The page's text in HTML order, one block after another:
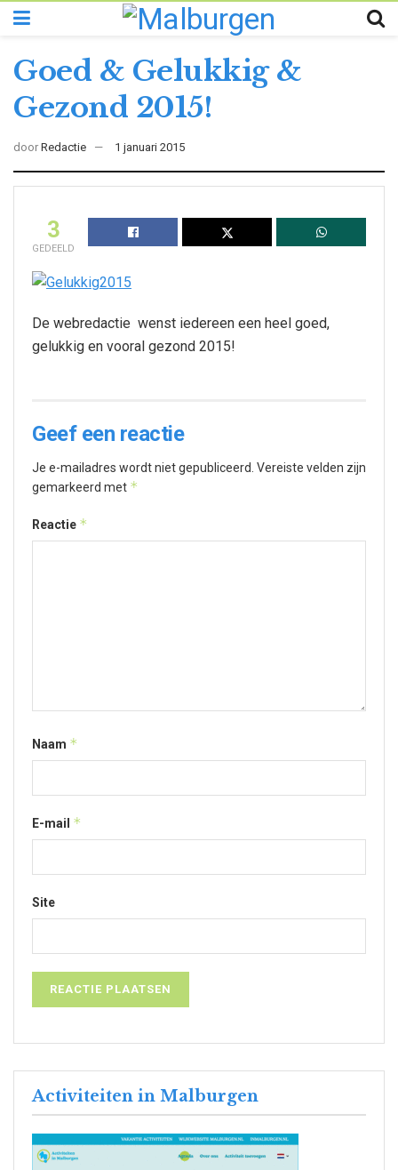
Goed & Gelukkig &
Gezond 2015!
door Redactie 1 januari 2015
3
GEDEELD
De webredactie wenst iedereen een heel goed,
gelukkig en vooral gezond 2015!
Geef een reactie
Je e-mailadres wordt niet gepubliceerd. Vereiste velden zijn
gemarkeerd met *
Reactie *
Naam *
E-mail *
Site
Activiteiten in Malburgen